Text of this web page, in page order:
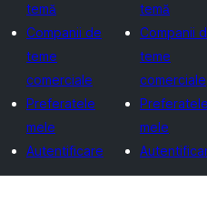
temă
Companii de
teme
comerciale
Preferatele
mele
Autentificare
temă
Companii
teme
comerciale
mele